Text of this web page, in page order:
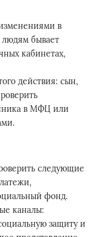
в
людям бывает
кабинетах,
действия: сын,
в МФЦ или
следующие
фонд.
каналы:
защиту и